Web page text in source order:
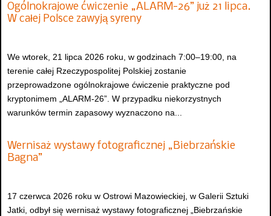
Ogólnokrajowe ćwiczenie „ALARM-26” już 21 lipca.
W całej Polsce zawyją syreny
We wtorek, 21 lipca 2026 roku, w godzinach 7:00–19:00, na
terenie całej Rzeczypospolitej Polskiej zostanie
przeprowadzone ogólnokrajowe ćwiczenie praktyczne pod
kryptonimem „ALARM-26”. W przypadku niekorzystnych
warunków termin zapasowy wyznaczono na...
Wernisaż wystawy fotograficznej „Biebrzańskie
Bagna”
17 czerwca 2026 roku w Ostrowi Mazowieckiej, w Galerii Sztuki
Jatki, odbył się wernisaż wystawy fotograficznej „Biebrzańskie